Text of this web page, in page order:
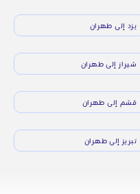
يزد إلى طهران
شيراز إلى طهران
قشم إلى طهران
تبريز إلى طهران